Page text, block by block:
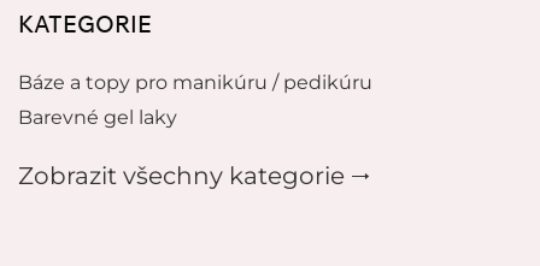
KATEGORIE
Báze a topy pro manikúru / pedikúru
Barevné gel laky
Zobrazit všechny kategorie 🠂